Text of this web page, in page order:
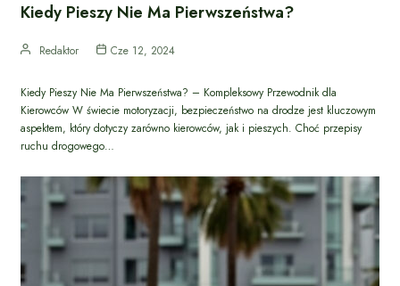
Kiedy Pieszy Nie Ma Pierwszeństwa?
Redaktor Cze 12, 2024
Kiedy Pieszy Nie Ma Pierwszeństwa? – Kompleksowy Przewodnik dla
Kierowców W świecie motoryzacji, bezpieczeństwo na drodze jest kluczowym
aspektem, który dotyczy zarówno kierowców, jak i pieszych. Choć przepisy
ruchu drogowego…